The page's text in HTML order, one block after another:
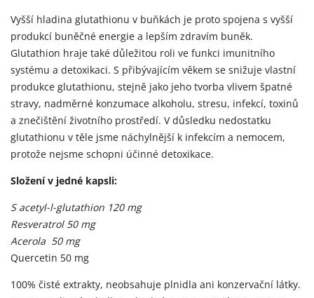
Vyšší hladina glutathionu v buňkách je proto spojena s vyšší
produkcí buněčné energie a lepším zdravím buněk.
Glutathion hraje také důležitou roli ve funkci imunitního
systému a detoxikaci. S přibývajícím věkem se snižuje vlastní
produkce glutathionu, stejně jako jeho tvorba vlivem špatné
stravy, nadměrné konzumace alkoholu, stresu, infekcí, toxinů
a znečištění životního prostředí. V důsledku nedostatku
glutathionu v těle jsme náchylnější k infekcím a nemocem,
protože nejsme schopni účinné detoxikace.
Složení v jedné kapsli:
S acetyl-l-glutathion 120 mg
Resveratrol 50 mg
Acerola 50 mg
Quercetin 50 mg
100% čisté extrakty, neobsahuje plnidla ani konzervační látky.